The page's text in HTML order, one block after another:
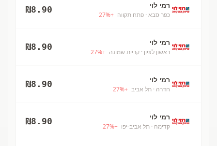
רמי לוי
כפר סבא · פתח תקווה +
27%
₪8.90
רמי לוי
ראשון לציון · קריית שמונה +
27%
₪8.90
רמי לוי
חדרה · תל אביב +
27%
₪8.90
רמי לוי
קדימה · תל אביב-יפו +
27%
₪8.90